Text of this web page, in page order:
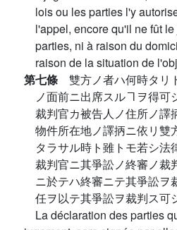
lois ou les parties l'y
l'appel, encore qu'il ne fût
parties, ni à raison du
raison de la situation de
第七條 雙方ノ者ハ何時タリ
ノ面前ニ出席スルヿヲ得可
裁判官カ被告人ノ住所ノ譯
物件所在地ノ譯抦ニ依リ雙
タラサル時ト雖トモ若シ法
裁判官ニ其爭訟ノ終審ノ裁
ニ於テハ終審ニテ其爭訟ヲ
任ヲ以テ其爭訟ヲ裁判ス可
La déclaration des parties